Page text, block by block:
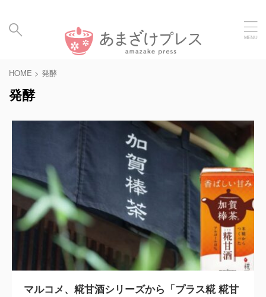
HOME > 発酵
発酵
マルコメ、糀甘酒シリーズから「プラス糀 糀甘